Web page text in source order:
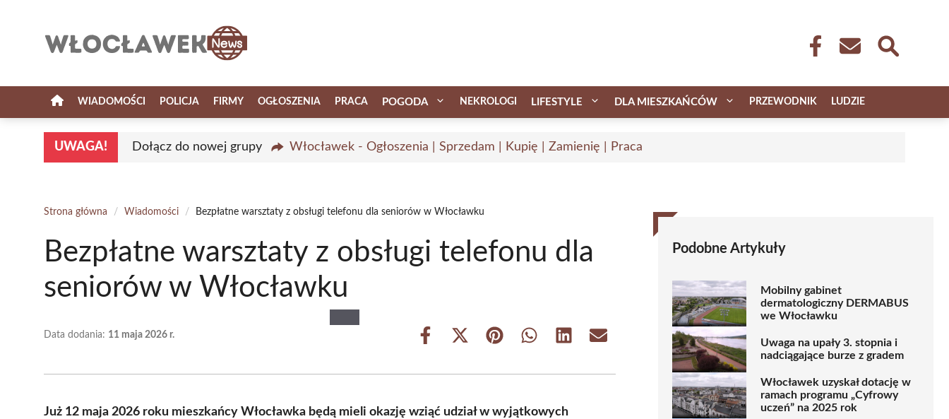
WIADOMOŚCI POLICJA FIRMY OGŁOSZENIA PRACA POGODA NEKROLOGI LIFESTYLE DLA MIESZKAŃCÓW PRZEWODNIK LUDZIE
UWAGA! Dołącz do nowej grupy Włocławek - Ogłoszenia | Sprzedam | Kupię | Zamienię | Praca
Strona główna / Wiadomości / Bezpłatne warsztaty z obsługi telefonu dla seniorów w Włocławku
Bezpłatne warsztaty z obsługi telefonu dla
seniorów w Włocławku
Data dodania: 11 maja 2026 r.
Share
Share
(Twitter)
Share Share Share Share
Już 12 maja 2026 roku mieszkańcy Włocławka będą mieli okazję wziąć udział w wyjątkowych
Podobne Artykuły
Mobilny gabinet
dermatologiczny DERMABUS
we Włocławku
Uwaga na upały 3. stopnia i
nadciągające burze z gradem
Włocławek uzyskał dotację w
ramach programu „Cyfrowy
uczeń” na 2025 rok